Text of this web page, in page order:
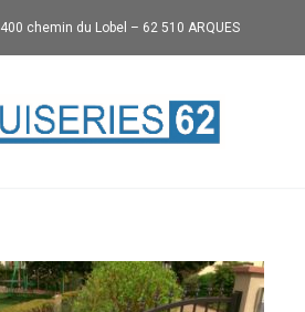
400 chemin du Lobel – 62 510 ARQUES